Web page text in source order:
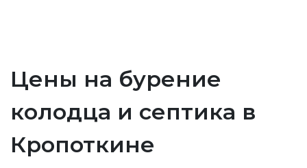
Цены на бурение
колодца и септика в
Кропоткине